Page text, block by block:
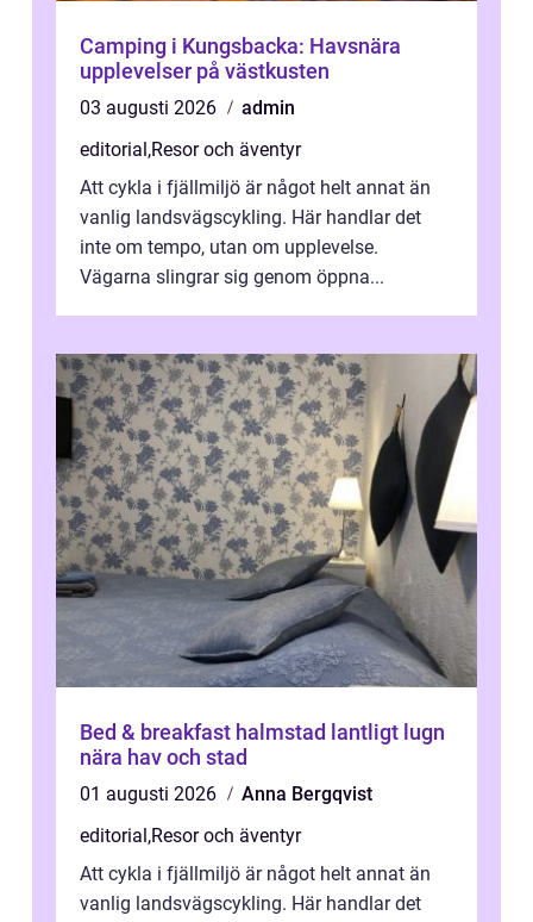
Camping i Kungsbacka: Havsnära
upplevelser på västkusten
03 augusti 2026
admin
editorial,Resor och äventyr
Att cykla i fjällmiljö är något helt annat än
vanlig landsvägscykling. Här handlar det
inte om tempo, utan om upplevelse.
Vägarna slingrar sig genom öppna...
Bed & breakfast halmstad lantligt lugn
nära hav och stad
01 augusti 2026
Anna Bergqvist
editorial,Resor och äventyr
Att cykla i fjällmiljö är något helt annat än
vanlig landsvägscykling. Här handlar det